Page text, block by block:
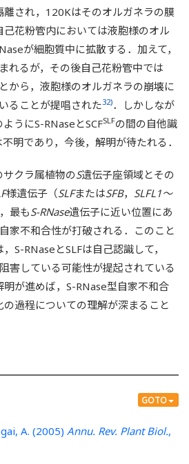
され，120Kはそのオルガネラの膜
花粉管内においては液胞様のオル
が細胞質中に拡散する．加えて，
れるが，その後自己花粉管中では
から，液胞様のオルガネラの崩壊に
ることが提唱された32)．しかしなが
うにS-RNaseとSCFSLFの間の自他識
明であり，今後，解明が待たれる．
クラ属植物のS遺伝子座領域とその
様遺伝子（SLFまたはSFB， SLFL1～
最もS-RNase遺伝子に近い位置にあ
家不和合性が打破される．このこと
S-RNaseとSLFは自己認識して，
害している可能性が提起されている
が進めば，S-RNase型自家不和合
過程についての理解が深まること
GOTO
A. (2005) Annu. Rev. Plant Biol.,